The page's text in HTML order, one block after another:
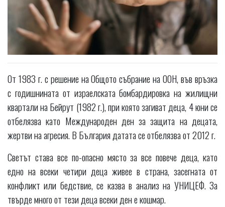
От 1983 г. с решение на Общото събрание на ООН, във връзка
с годишнината от израелската бомбардировка на жилищни
квартали на Бейрут (1982 г.), при която загиват деца, 4 юни се
отбелязва като Международен ден за защита на децата,
жертви на агресия. В България датата се отбелязва от 2012 г.
Светът става все по-опасно място за все повече деца, като
едно на всеки четири деца живее в страна, засегната от
конфликт или бедствие, се казва в анализ на УНИЦЕФ. За
твърде много от тези деца всеки ден е кошмар.